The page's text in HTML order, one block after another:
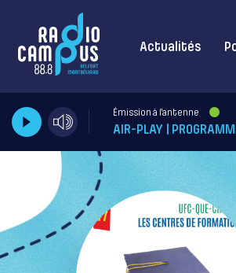
Actualités
Émission à l'antenne
AIR-PLAY |